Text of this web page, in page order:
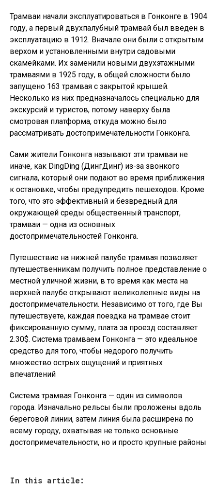
Трамваи начали эксплуатироваться в Гонконге в 1904
году, а первый двухпалубный трамвай был введен в
эксплуатацию в 1912. Вначале они были с открытым
верхом и установленными внутри садовыми
скамейками. Их заменили новыми двухэтажными
трамваями в 1925 году, в общей сложности было
запущено 163 трамвая с закрытой крышей.
Несколько из них предназначалось специально для
экскурсий и туристов, потому наверху была
смотровая платформа, откуда можно было
рассматривать достопримечательности Гонконга.
Сами жители Гонконга называют эти трамваи не
иначе, как DingDing (ДингДинг) из-за звонкого
сигнала, который они подают во время приближения
к остановке, чтобы предупредить пешеходов. Кроме
того, что это эффективный и безвредный для
окружающей среды общественный транспорт,
трамваи — одна из основных
достопримечательностей Гонконга.
Путешествие на нижней палубе трамвая позволяет
путешественникам получить полное представление о
местной уличной жизни, в то время как места на
верхней палубе открывают великолепные виды на
достопримечательности. Независимо от того, где Вы
путешествуете, каждая поездка на трамвае стоит
фиксированную сумму, плата за проезд составляет
2.30$. Система трамваем Гонконга — это идеальное
средство для того, чтобы недорого получить
множество острых ощущений и приятных
впечатлений
Система трамвая Гонконга — один из символов
города. Изначально рельсы были проложены вдоль
береговой линии, затем линия была расширена по
всему городу, охватывая не только основные
достопримечательности, но и просто крупные районы
In this article: